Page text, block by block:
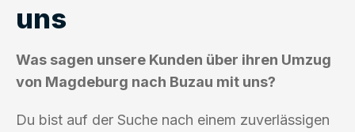
uns
Was sagen unsere Kunden über ihren Umzug
von Magdeburg nach Buzau mit uns?
Du bist auf der Suche nach einem zuverlässigen